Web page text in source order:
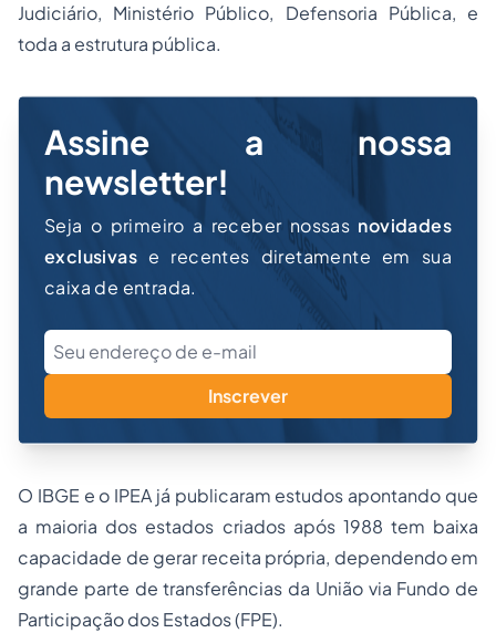
Judiciário, Ministério Público, Defensoria Pública, e
toda a estrutura pública.
Assine a nossa
newsletter!
Seja o primeiro a receber nossas novidades
exclusivas e recentes diretamente em sua
caixa de entrada.
Inscrever
O IBGE e o IPEA já publicaram estudos apontando que
a maioria dos estados criados após 1988 tem baixa
capacidade de gerar receita própria, dependendo em
grande parte de transferências da União via Fundo de
Participação dos Estados (FPE).